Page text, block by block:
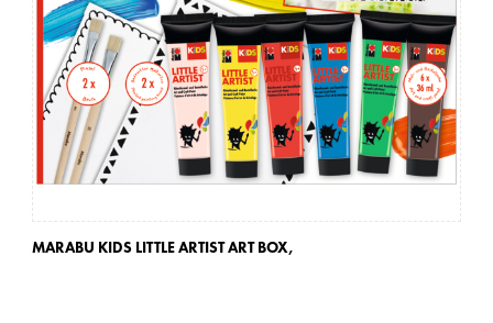
MARABU KIDS LITTLE ARTIST ART BOX,